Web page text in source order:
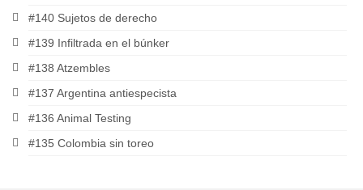
#140 Sujetos de derecho
#139 Infiltrada en el búnker
#138 Atzembles
#137 Argentina antiespecista
#136 Animal Testing
#135 Colombia sin toreo